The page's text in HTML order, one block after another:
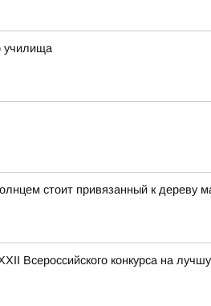
училища
стоит привязанный к дереву
конкурса на